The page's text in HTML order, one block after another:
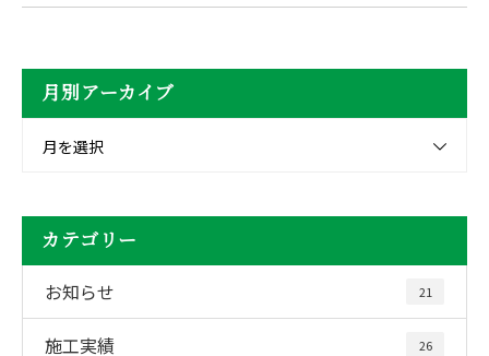
月別アーカイブ
月を選択
カテゴリー
お知らせ 21
施工実績 26